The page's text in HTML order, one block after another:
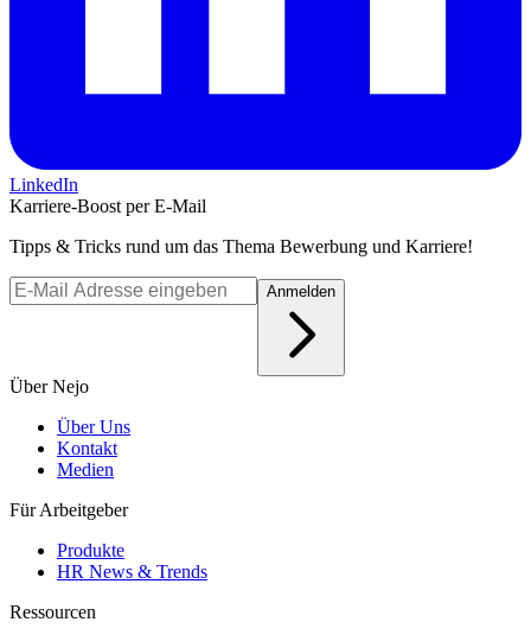
LinkedIn
Karriere-Boost per E-Mail
Tipps & Tricks rund um das Thema Bewerbung und Karriere!
Anmelden
Über Nejo
Über Uns
Kontakt
Medien
Für Arbeitgeber
Produkte
HR News & Trends
Ressourcen